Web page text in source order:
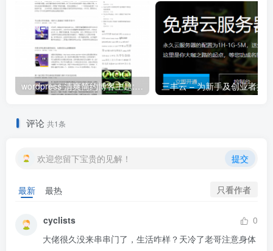
wordpress 清爽简约博客主题:Arbitrary修改版
评论 共1条
欢迎您留下宝贵的见解！ 提交
最新 最热 只看作者
cyclists
0
大佬很久没来串串门了，生活咋样？天冷了老哥注意身体